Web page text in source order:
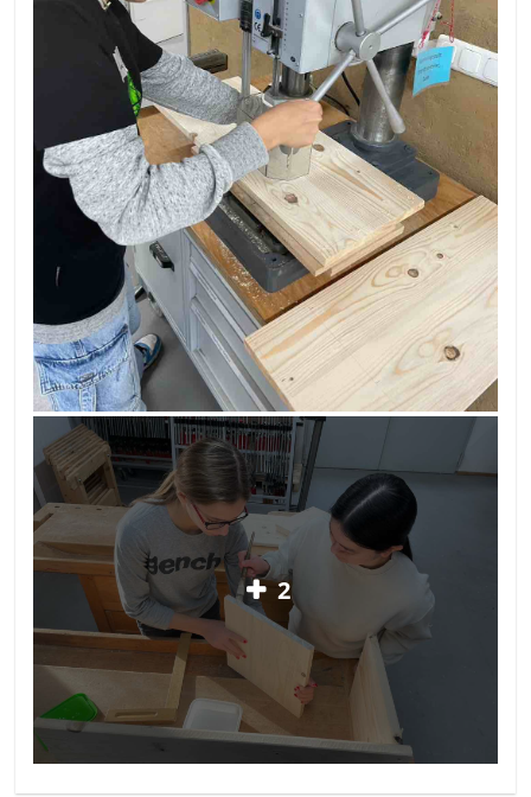
2